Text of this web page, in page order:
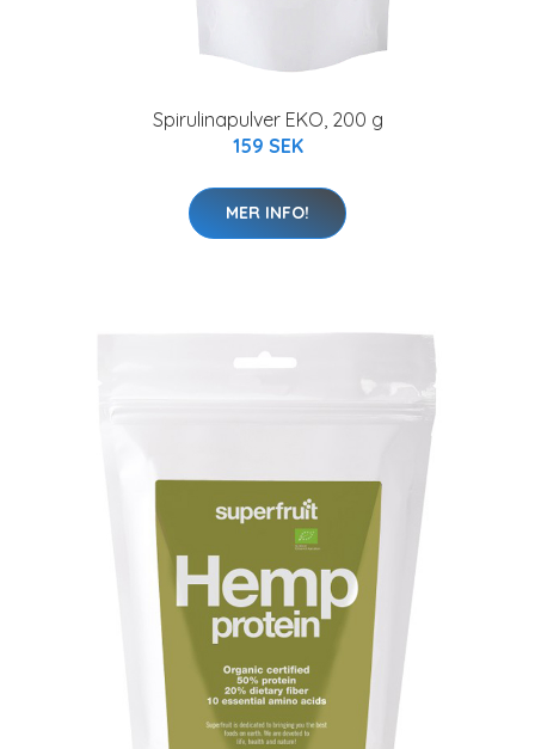
Spirulinapulver EKO, 200 g
159 SEK
MER INFO!